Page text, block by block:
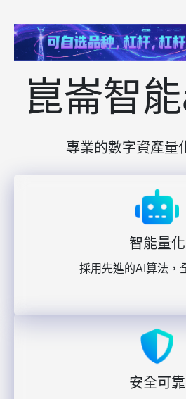
崑崙智
專業的數字資產量
智能量化
採用先進的AI算法，
安全可靠